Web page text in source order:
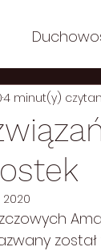
in Polish
Filozofia
Posts
4 minut(y)
2020